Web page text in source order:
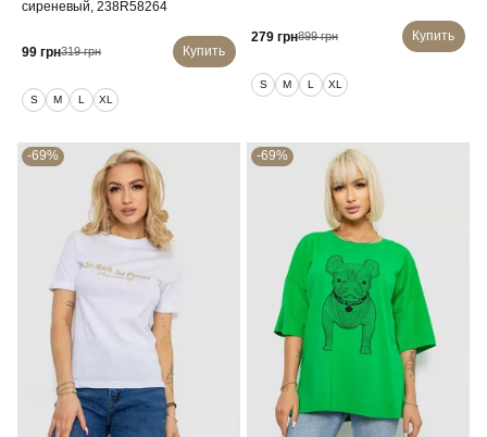
сиреневый, 238R58264
99 грн319 грн Купить
S M L XL
279 грн899 грн Купить
S M L XL
-69% -69%